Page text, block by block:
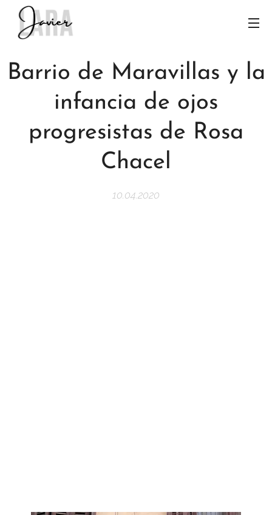
Barrio de Maravillas y la
infancia de ojos
progresistas de Rosa
Chacel
10.04.2020